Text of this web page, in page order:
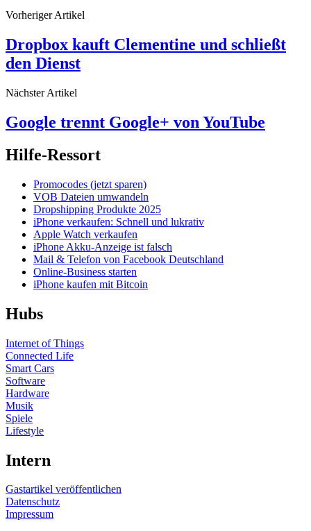
Vorheriger Artikel
Dropbox kauft Clementine und schließt
den Dienst
Nächster Artikel
Google trennt Google+ von YouTube
Hilfe-Ressort
Promocodes (jetzt sparen)
VOB Dateien umwandeln
Dropshipping Produkte 2025
iPhone verkaufen: Schnell und lukrativ
Apple Watch verkaufen
iPhone Akku-Anzeige ist falsch
Mail & Telefon von Facebook Deutschland
Online-Business starten
iPhone kaufen mit Bitcoin
Hubs
Internet of Things
Connected Life
Smart Cars
Software
Hardware
Musik
Spiele
Lifestyle
Intern
Gastartikel veröffentlichen
Datenschutz
Impressum